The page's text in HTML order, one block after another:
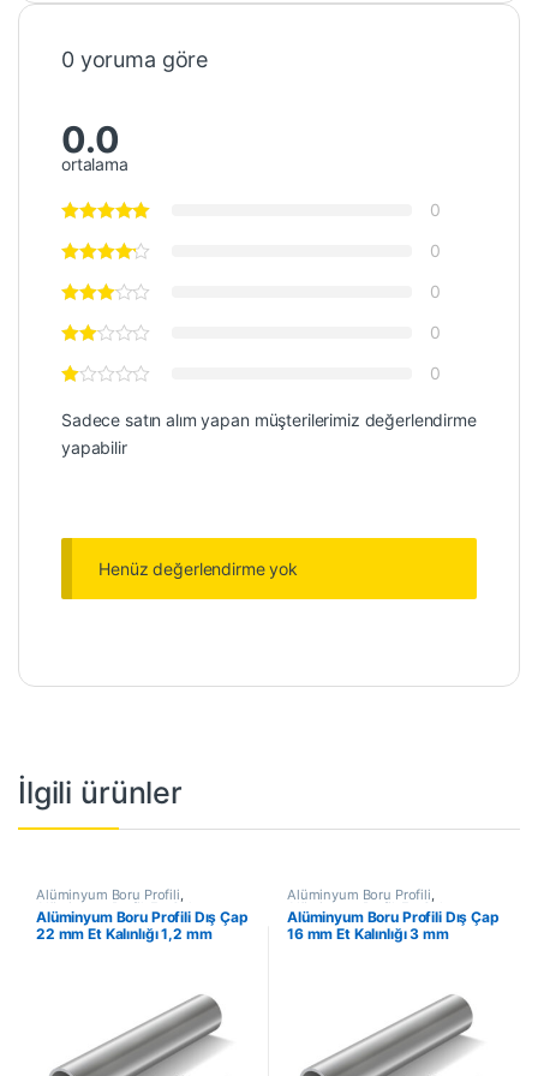
0 yoruma göre
0.0
ortalama
0
0
0
0
0
Sadece satın alım yapan müşterilerimiz değerlendirme
yapabilir
Henüz değerlendirme yok
İlgili ürünler
Alüminyum Boru Profili,
Alüminyum Profil En Çok
Satanlar,İndirimli Ürünler
Alüminyum Boru Profili Dış Çap
22 mm Et Kalınlığı 1,2 mm
Alüminyum Boru Profili,
Alüminyum Profil En Çok
Satanlar,İndirimli Ürünler
Alüminyum Boru Profili Dış Çap
16 mm Et Kalınlığı 3 mm